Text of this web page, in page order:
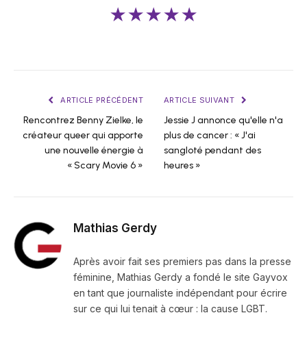
★★★★★
ARTICLE PRÉCÉDENT
Rencontrez Benny Zielke, le
créateur queer qui apporte
une nouvelle énergie à
« Scary Movie 6 »
ARTICLE SUIVANT
Jessie J annonce qu'elle n'a
plus de cancer : « J'ai
sangloté pendant des
heures »
Mathias Gerdy
Après avoir fait ses premiers pas dans la presse
féminine, Mathias Gerdy a fondé le site Gayvox
en tant que journaliste indépendant pour écrire
sur ce qui lui tenait à cœur : la cause LGBT.